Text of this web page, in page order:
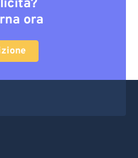
ora